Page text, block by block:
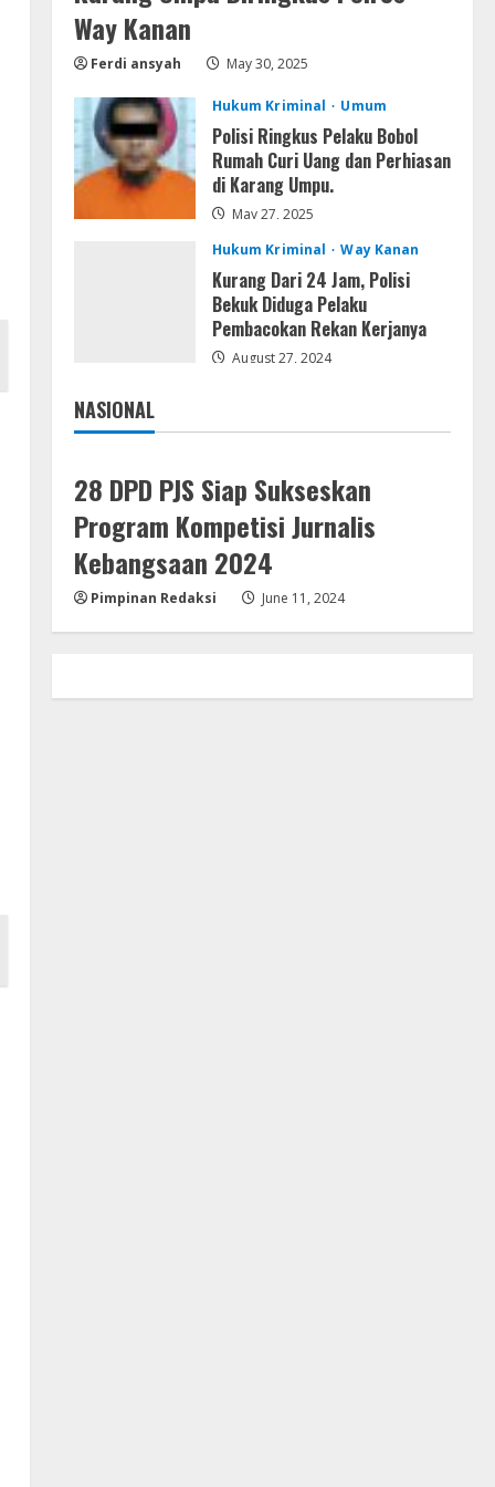
4
Lan
+Patch Direct Link 2026
Serialers
jv16 PowerTools
Free[Activated] [Latest] [x86-
x64] Reddit
August 7, 2026
Way Kanan
Ferdi ansyah May 30, 2025
Hukum Kriminal Umum
Polisi Ringkus Pelaku Bobol
Rumah Curi Uang dan Perhiasan
di Karang Umpu.
May 27, 2025
Hukum Kriminal
Way Kanan
Kurang Dari 24 Jam, Polisi
Bekuk Diduga Pelaku
Pembacokan Rekan Kerjanya
August 27, 2024
NASIONAL
Jakarta
28 DPD PJS Siap Sukseskan
Program Kompetisi Jurnalis
Kebangsaan 2024
Pimpinan Redaksi June 11, 2024